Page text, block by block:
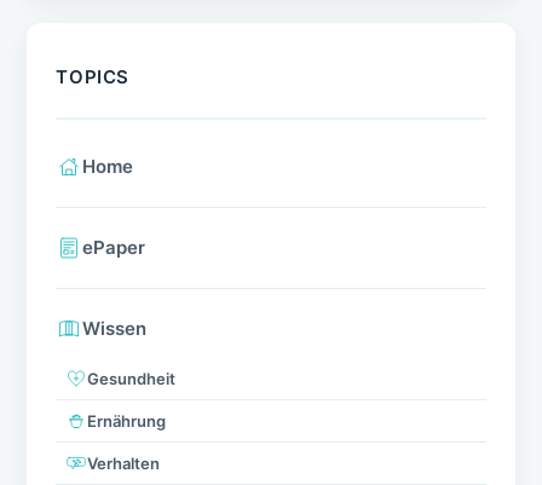
TOPICS
Home
ePaper
Wissen
Gesundheit
Ernährung
Verhalten